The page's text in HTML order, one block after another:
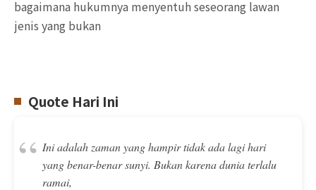
bagaimana hukumnya menyentuh seseorang lawan
jenis yang bukan
Quote Hari Ini
“ Ini adalah zaman yang hampir tidak ada lagi hari
yang benar-benar sunyi. Bukan karena dunia terlalu
ramai,